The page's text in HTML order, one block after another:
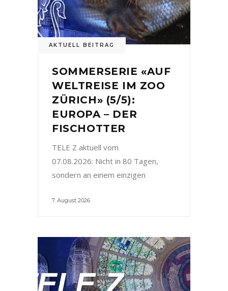
AKTUELL BEITRAG
SOMMERSERIE «AUF
WELTREISE IM ZOO
ZÜRICH» (5/5):
EUROPA – DER
FISCHOTTER
TELE Z aktuell vom
07.08.2026: Nicht in 80 Tagen,
sondern an einem einzigen
7. August 2026